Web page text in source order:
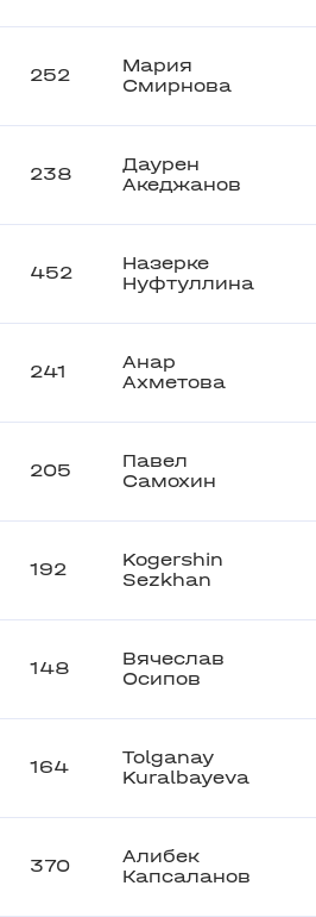
252
Мария
Смирнова
238
Даурен
Акеджанов
452
Назерке
Нуфтуллина
241
Анар
Ахметова
205
Павел
Самохин
192
Kogershin
Sezkhan
148
Вячеслав
Осипов
164
Tolganay
Kuralbayeva
370
Алибек
Капсаланов